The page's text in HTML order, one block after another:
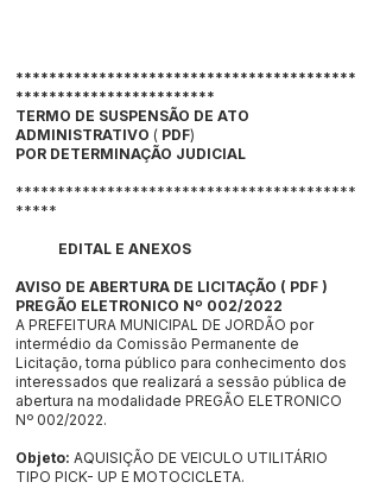
*****************************************
************************
TERMO DE SUSPENSÃO DE ATO
ADMINISTRATIVO ( PDF)
POR DETERMINAÇÃO JUDICIAL
*****************************************
*****
EDITAL E ANEXOS
AVISO DE ABERTURA DE LICITAÇÃO ( PDF )
PREGÃO ELETRONICO Nº 002/2022
A PREFEITURA MUNICIPAL DE JORDÃO por
intermédio da Comissão Permanente de
Licitação, torna público para conhecimento dos
interessados que realizará a sessão pública de
abertura na modalidade PREGÃO ELETRONICO
Nº 002/2022.
Objeto: AQUISIÇÃO DE VEICULO UTILITÁRIO
TIPO PICK- UP E MOTOCICLETA.